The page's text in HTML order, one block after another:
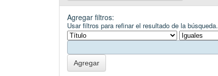
Agregar filtros:
Usar filtros para refinar el resultado de la búsqueda.